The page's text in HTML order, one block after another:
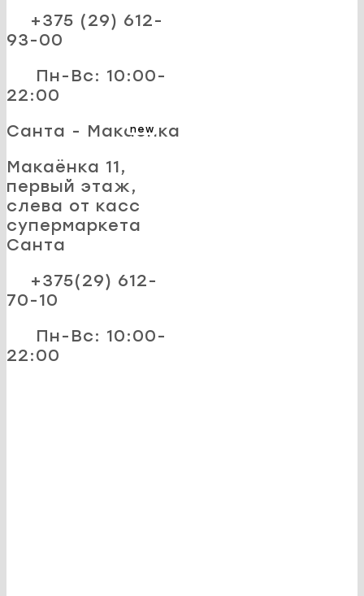
+375 (29) 612-
93-00
Пн-Вс: 10:00-
22:00
new
Санта - Макаёнка
Макаёнка 11,
первый этаж,
слева от касс
супермаркета
Санта
+375(29) 612-
70-10
Пн-Вс: 10:00-
22:00